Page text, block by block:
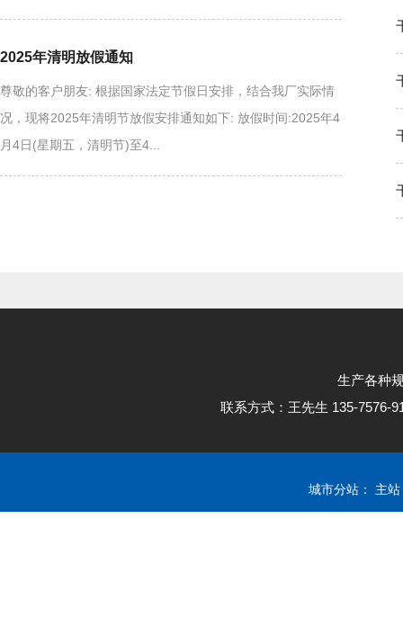
2025年清明放假通知
尊敬的客户朋友: 根据国家法定节假日安排，结合我厂实际情
况，现将2025年清明节放假安排通知如下: 放假时间:2025年4
月4日(星期五，清明节)至4...
生产各种
联系方式：王先生 135-
城市分站： 主站